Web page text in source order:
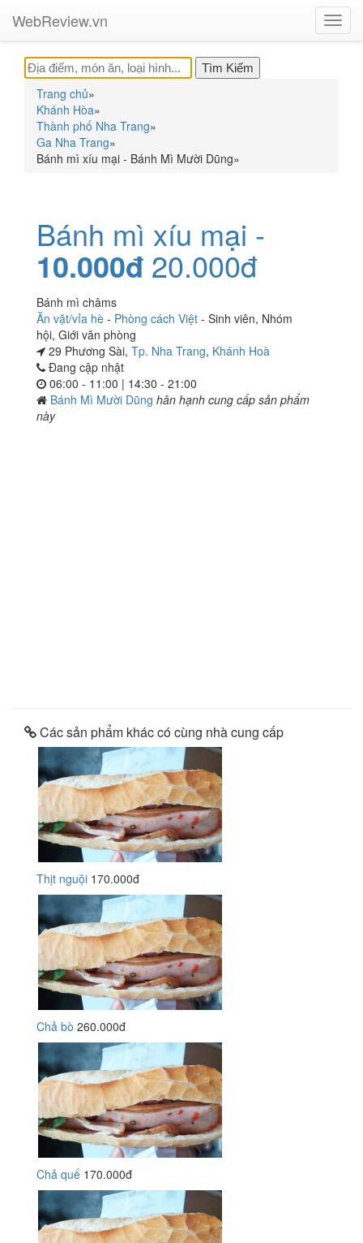
WebReview.vn
Trang chủ»
Khánh Hòa»
Thành phố Nha Trang»
Ga Nha Trang»
Bánh mì xíu mại - Bánh Mì Mười Dũng»
Bánh mì xíu mại -
10.000đ 20.000đ
Bánh mì châms
Ăn vặt/vỉa hè - Phòng cách Việt - Sinh viên, Nhóm
hội, Giới văn phòng
29 Phương Sài, Tp. Nha Trang, Khánh Hoà
Đang cập nhật
06:00 - 11:00 | 14:30 - 21:00
Bánh Mì Mười Dũng hân hạnh cung cấp sản phẩm
này
Các sản phẩm khác có cùng nhà cung cấp
Thịt nguội 170.000đ
Chả bò 260.000đ
Chả quế 170.000đ